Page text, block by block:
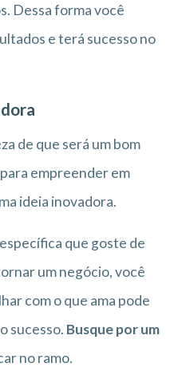
Dessa forma você
e terá sucesso no
de que será um bom
empreender em
ideia inovadora.
que goste de
um negócio, você
com o que ama pode
sucesso. Busque por um
no ramo.